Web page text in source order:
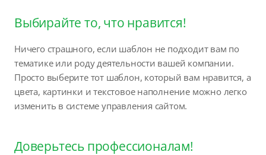
Выбирайте то, что нравится!
Ничего страшного, если шаблон не подходит вам по
тематике или роду деятельности вашей компании.
Просто выберите тот шаблон, который вам нравится, а
цвета, картинки и текстовое наполнение можно легко
изменить в системе управления сайтом.
Доверьтесь профессионалам!